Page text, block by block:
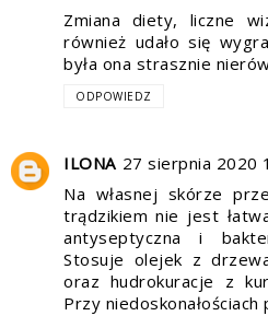
Zmiana diety, liczne
również udało się
była ona strasznie
ODPOWIEDZ
ILONA 27 sierpnia 2020
Na własnej skórze
trądzikiem nie jest
antyseptyczna i
Stosuje olejek z
oraz hudrokuracje z
Przy